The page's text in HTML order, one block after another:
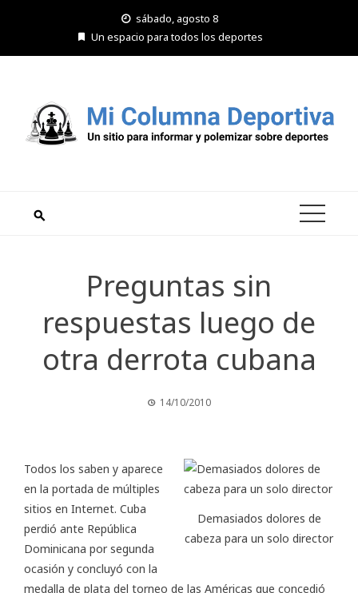
sábado, agosto 8
Un espacio para todos los deportes
Preguntas sin
respuestas luego de
otra derrota cubana
14/10/2010
Demasiados dolores de
cabeza para un solo director
Todos los saben y aparece
en la portada de múltiples
sitios en Internet. Cuba
perdió ante República
Dominicana por segunda
ocasión y concluyó con la
medalla de plata del torneo de las Américas que concedió